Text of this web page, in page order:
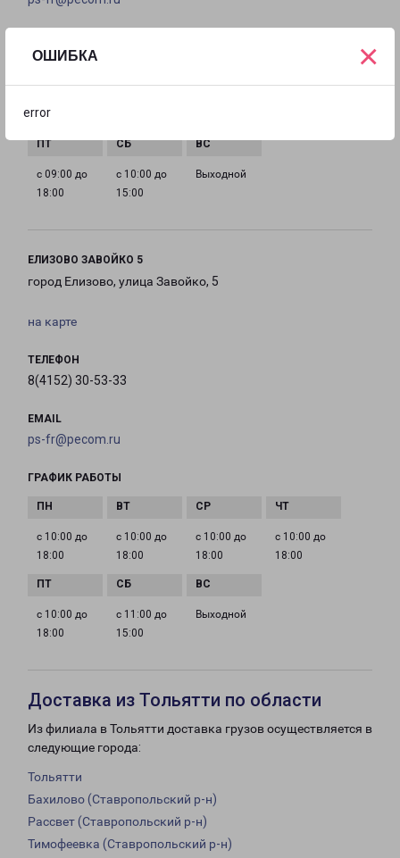
ОШИБКА
error
×
18:00
с 09:00 до
18:00
с 10:00 до
15:00
Выходной
ЕЛИЗОВО ЗАВОЙКО 5
город Елизово, улица Завойко, 5
на карте
ТЕЛЕФОН
8(4152) 30-53-33
EMAIL
ps-fr@pecom.ru
ГРАФИК РАБОТЫ
с 10:00 до
18:00
с 10:00 до
18:00
с 10:00 до
18:00
с 10:00 до
18:00
с 10:00 до
18:00
с 11:00 до
15:00
Выходной
Доставка из Тольятти по области
Из филиала в Тольятти доставка грузов осуществляется в
следующие города:
Тольятти
Бахилово (Ставропольский р-н)
Рассвет (Ставропольский р-н)
Тимофеевка (Ставропольский р-н)